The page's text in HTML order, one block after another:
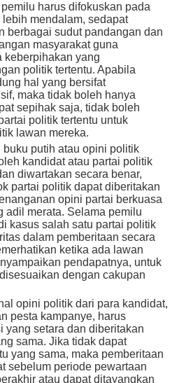
harus difokuskan pada
mendalam, sedapat
berbagai sudut pandangan dan
masyarakat guna
keberpihakan yang
politik tertentu. Apabila
hal yang bersifat
maka tidak boleh hanya
sepihak saja, tidak boleh
politik tertentu untuk
lawan mereka.
putih atau opini politik
kandidat atau partai politik
diwartakan secara benar,
partai politik dapat diberitakan
opini partai berkuasa
adil merata. Selama pemilu
kasus salah satu partai politik
dalam pemberitaan secara
ketika ada lawan
pendapatnya, untuk
dengan cakupan
opini politik dari para kandidat,
pesta kampanye, harus
yang setara dan diberitakan
sama. Jika tidak dapat
yang sama, maka pemberitaan
sebelum periode pewartaan
atau dapat ditayangkan